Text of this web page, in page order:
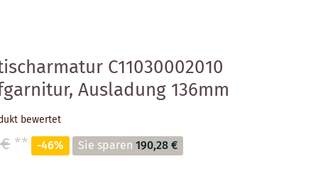
C11030002010
Ausladung 136mm
bewertet
** -46% Sie sparen 190,28 €